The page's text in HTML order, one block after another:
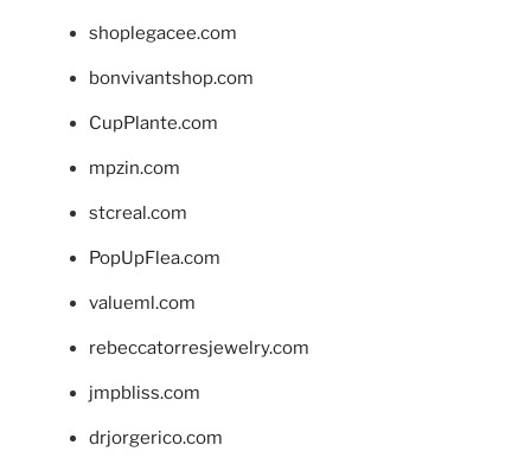
shoplegacee.com
bonvivantshop.com
CupPlante.com
mpzin.com
stcreal.com
PopUpFlea.com
valueml.com
rebeccatorresjewelry.com
jmpbliss.com
drjorgerico.com